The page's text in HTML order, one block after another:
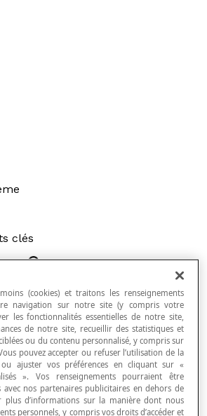
clés
appliquées basée
expérimentaux à
(cookies) et traitons les renseignements
navigation sur notre site (y compris votre
les fonctionnalités essentielles de notre site,
de notre site, recueillir des statistiques et
ou du contenu personnalisé, y compris sur
pouvez accepter ou refuser l’utilisation de la
ajuster vos préférences en cliquant sur «
». Vos renseignements pourraient être
avec nos partenaires publicitaires en dehors de
d’informations sur la manière dont nous
personnels, y compris vos droits d’accéder et